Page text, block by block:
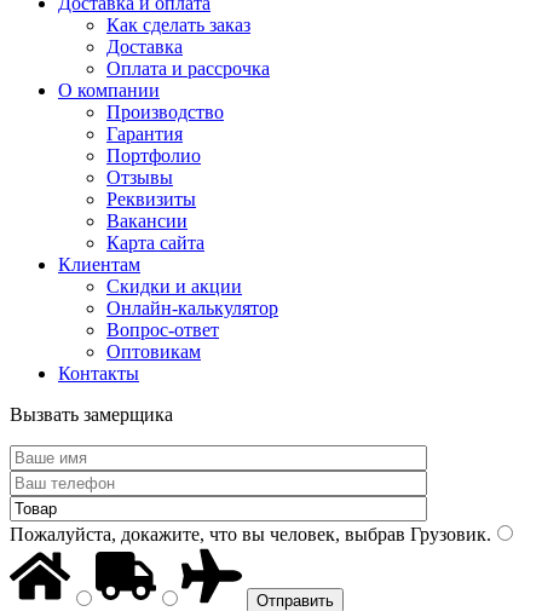
Как сделать заказ
Доставка
Оплата и рассрочка
О компании
Производство
Гарантия
Портфолио
Отзывы
Реквизиты
Вакансии
Карта сайта
Клиентам
Скидки и акции
Онлайн-калькулятор
Вопрос-ответ
Оптовикам
Контакты
Вызвать замерщика
Пожалуйста, докажите, что вы человек, выбрав Грузовик.